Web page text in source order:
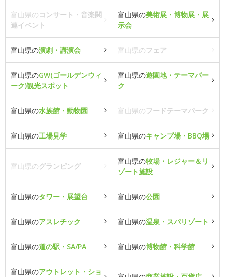
富山県のコンサート・音楽関
連イベント
富山県の美術展・博物展・展
示会
富山県の演劇・講演会 富山県のフェア
富山県のGW(ゴールデンウィ
ーク)観光スポット
富山県の遊園地・テーマパー
ク
富山県の水族館・動物園 富山県のフードテーマパーク
富山県の工場見学 富山県のキャンプ場・BBQ場
富山県のグランピング
富山県の牧場・レジャー＆リ
ゾート施設
富山県のタワー・展望台 富山県の公園
富山県のアスレチック 富山県の温泉・スパリゾート
富山県の道の駅・SA/PA 富山県の博物館・科学館
富山県のアウトレット・ショ